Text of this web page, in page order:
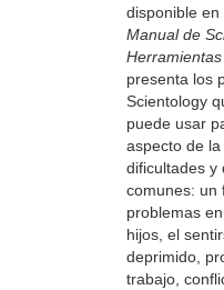
disponible en
Manual de
presenta los
Scientology
puede usar
aspecto de
dificultades y
comunes: un
problemas
hijos, el
deprimido,
trabajo,